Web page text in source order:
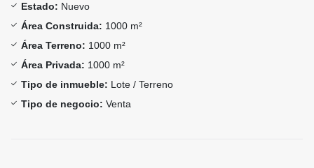
Estado: Nuevo
Área Construida: 1000 m²
Área Terreno: 1000 m²
Área Privada: 1000 m²
Tipo de inmueble: Lote / Terreno
Tipo de negocio: Venta